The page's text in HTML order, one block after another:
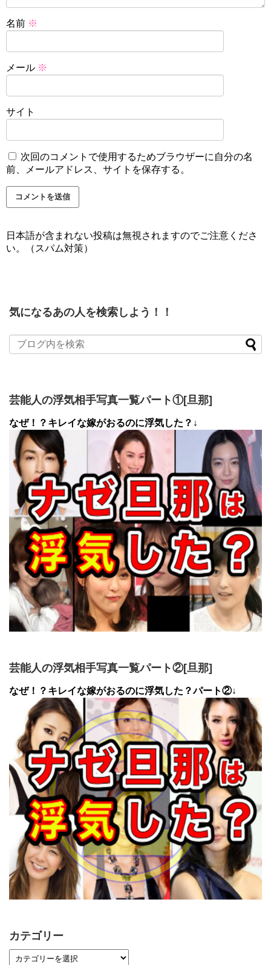
名前 ※
メール ※
サイト
次回のコメントで使用するためブラウザーに自分の名
前、メールアドレス、サイトを保存する。
日本語が含まれない投稿は無視されますのでご注意くださ
い。（スパム対策）
気になるあの人を検索しよう！！
芸能人の浮気相手写真一覧パート①[旦那]
なぜ！？キレイな嫁がおるのに浮気した？↓
芸能人の浮気相手写真一覧パート②[旦那]
なぜ！？キレイな嫁がおるのに浮気した？パート②↓
カテゴリー